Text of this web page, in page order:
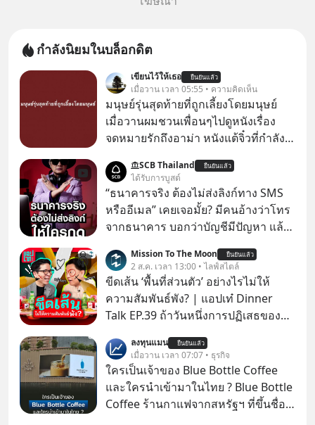
กำลังนิยมในบล็อกดิต
เขียนไว้ให้เธอ ยืนยันแล้ว
เมื่อวาน เวลา 05:55 • ความคิดเห็น
มนุษย์รุ่นสุดท้ายที่ถูกเลี้ยงโดยมนุษย์
เมื่อวานผมชวนเพื่อนๆไปดูหนังเรื่อง
จดหมายรักถึงอาม่า หนังแต้จิ๋วที่กำลัง
ป๊าผมเห็นโปสเตอร์หนังเรื่องนี้หลาย
เดือนก่อนและอยากดูมาก ด้วยเพราะว่า
อากงก็มาจากเมืองจีน ป๊าก็พูดแต้จิ๋วได้
มีเรื่องราวมีความผูกพันที่ได้ยินตั้งแต่
SCB Thailand ยืนยันแล้ว
ได้รับการบูสต์
“ธนาคารจริง ต้องไม่ส่งลิงก์ทาง SMS
หรืออีเมล” เคยเจอมั้ย? มีคนอ้างว่าโทร
จากธนาคาร บอกว่าบัญชีมีปัญหา แล้ว
ทันที มาฟัง “ป้าเก๋าเล่ากลโกง” เพื่อรู้ทัน
มุกหลอกลวงในคราบความน่าเชื่อถือ
กันค่ะ #แก้เกมกลโกง #ป้าเก๋าเล่ากล
โกง #LivesSustainably #อยู่อย่าง
#FraudEducation #FinancialLiteracy
#DigitalBankWithHumanTouch
Mission To The Moon ยืนยันแล้ว
2 ส.ค. เวลา 13:00 • ไลฟ์สไตล์
ขีดเส้น ‘พื้นที่ส่วนตัว’ อย่างไรไม่ให้
ความสัมพันธ์พัง? | แอปเท๋ Dinner
Talk EP.39 ถ้าวันหนึ่งการปฏิเสธของ
ตั้งกำแพงใส่และมองว่าเราเห็นแก่ตัวทั้ง
ที่เราเองก็ไม่เคยปฏิเสธใครอย่างนี้มา
ก่อน แต่พอตั้งใจจะ ‘สร้างขอบเขต’ เพื่อ
ตัวเองดูสักครั้ง กลับทำให้เกิดรอยร้าว
ลงทุนแมน ยืนยันแล้ว
เมื่อวาน เวลา 07:07 • ธุรกิจ
ใครเป็นเจ้าของ Blue Bottle Coffee
และใครนำเข้ามาในไทย ? Blue Bottle
Coffee ร้านกาแฟจากสหรัฐฯ ที่ขึ้นชื่อ